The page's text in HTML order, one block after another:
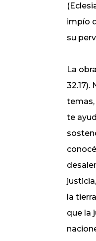
impío
su
La
32.17).
te
la
que la